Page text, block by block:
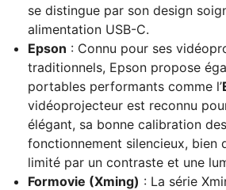
se distingue par son design
alimentation USB-C.
Epson : Connu pour ses
traditionnels, Epson propose
portables performants comme l’
vidéoprojecteur est reconnu
élégant, sa bonne calibration
fonctionnement silencieux, bien
limité par un contraste et une
Formovie (Xming) : La série